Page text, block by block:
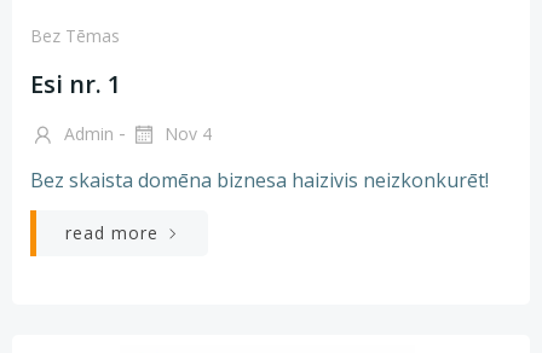
Bez Tēmas
Esi nr. 1
Admin - Nov 4
Bez skaista domēna biznesa haizivis neizkonkurēt!
read more